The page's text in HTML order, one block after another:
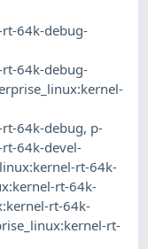
64k-debug-
64k-debug-
64k-debug, p-
64k-devel-
rt-64k-
rt-64k-
rt-64k-
rt-